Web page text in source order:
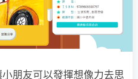
朋友可以發揮想像力去思